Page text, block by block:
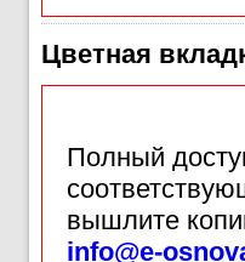
Цветная
Полный
вышлите
info@e-